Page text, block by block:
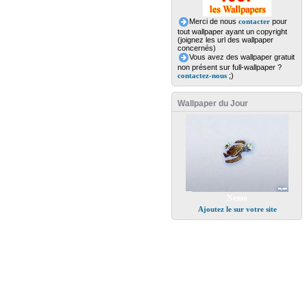
Merci de nous contacterpour
tout wallpaper ayant un copyright
(joignez les url des wallpaper
concernés)
Vous avez des wallpaper gratuit
non présent sur full-wallpaper ?
contactez-nous;)
Wallpaper du Jour
Ajoutez le sur votre site